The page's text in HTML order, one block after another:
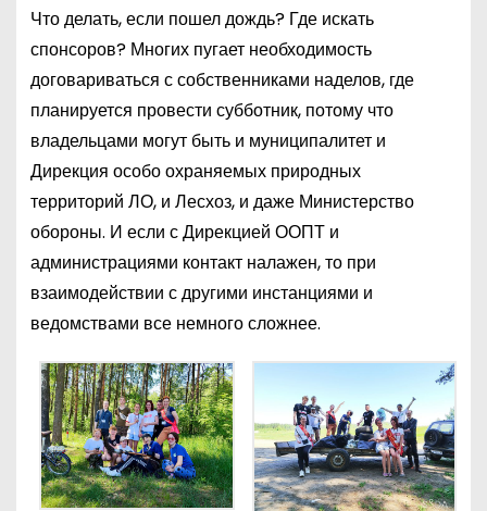
Что делать, если пошел дождь? Где искать
спонсоров? Многих пугает необходимость
договариваться с собственниками наделов, где
планируется провести субботник, потому что
владельцами могут быть и муниципалитет и
Дирекция особо охраняемых природных
территорий ЛО, и Лесхоз, и даже Министерство
обороны. И если с Дирекцией ООПТ и
администрациями контакт налажен, то при
взаимодействии с другими инстанциями и
ведомствами все немного сложнее.